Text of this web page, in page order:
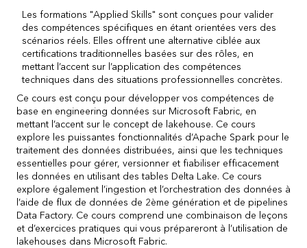
Les formations "Applied Skills" sont conçues pour valider
des compétences spécifiques en étant orientées vers des
scénarios réels. Elles offrent une alternative ciblée aux
certifications traditionnelles basées sur des rôles, en
mettant l’accent sur l’application des compétences
techniques dans des situations professionnelles concrètes.
Ce cours est conçu pour développer vos compétences de
base en engineering données sur Microsoft Fabric, en
mettant l’accent sur le concept de lakehouse. Ce cours
explore les puissantes fonctionnalités d’Apache Spark pour le
traitement des données distribuées, ainsi que les techniques
essentielles pour gérer, versionner et fiabiliser efficacement
les données en utilisant des tables Delta Lake. Ce cours
explore également l’ingestion et l’orchestration des données à
l’aide de flux de données de 2ème génération et de pipelines
Data Factory. Ce cours comprend une combinaison de leçons
et d’exercices pratiques qui vous prépareront à l’utilisation de
lakehouses dans Microsoft Fabric.